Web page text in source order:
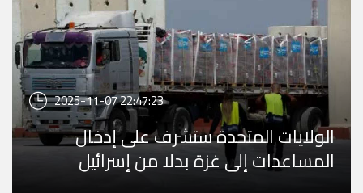
2025-11-07 22:47:23
الولايات المتحدة ستشرف على إدخال
المساعدات إلى غزة بدلا من إسرائيل